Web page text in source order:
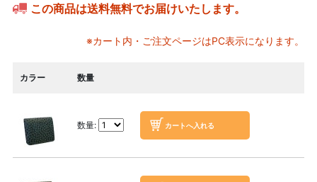
この商品は送料無料でお届けいたします。
※カート内・ご注文ページはPC表示になります。
カラー 数量
数量: